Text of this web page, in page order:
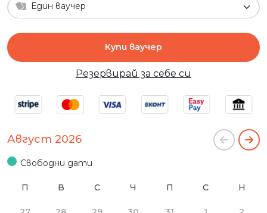
Един ваучер
Купи ваучер
Резервирай за себе си
Август 2026
Свободни дати
П В С Ч П С Н